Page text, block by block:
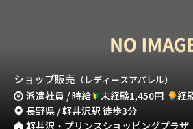
ショップ販売 （レディースアパレル）
派遣社員 / 時給 未経験1,450円
経
長野県 / 軽井沢駅 徒歩3分
軽井沢・プリンスショッピングプラザ